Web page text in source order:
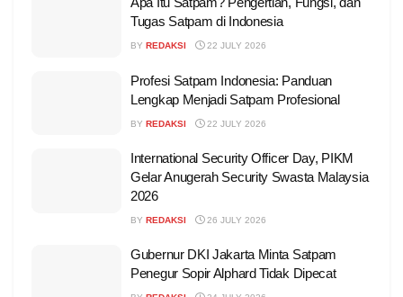
Tugas Satpam di Indonesia
BY REDAKSI 22 JULY 2026
Profesi Satpam Indonesia: Panduan
Lengkap Menjadi Satpam Profesional
BY REDAKSI 22 JULY 2026
International Security Officer Day, PIKM
Gelar Anugerah Security Swasta Malaysia
2026
BY REDAKSI 26 JULY 2026
Gubernur DKI Jakarta Minta Satpam
Penegur Sopir Alphard Tidak Dipecat